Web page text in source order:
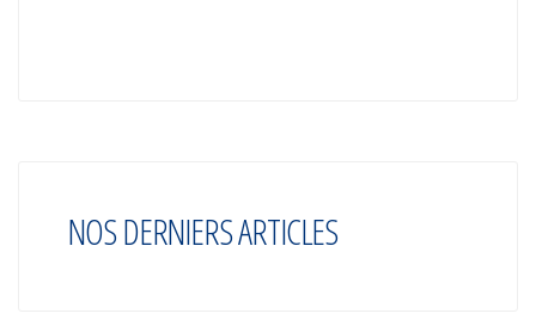
NOS DERNIERS ARTICLES